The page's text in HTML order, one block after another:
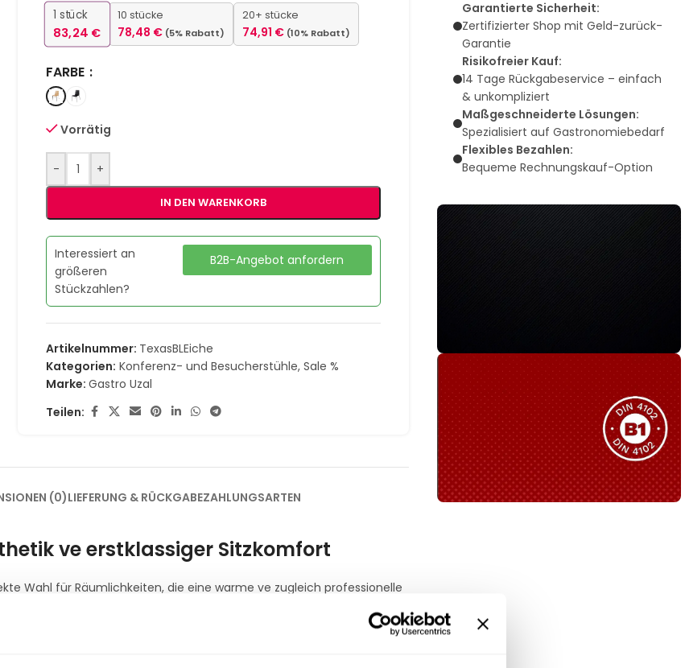
1 stück
83,24 €
10 stücke
78,48 € (5% Rabatt)
20+ stücke
74,91 € (10% Rabatt)
FARBE
Vorrätig
- +
IN DEN WARENKORB
Interessiert an
größeren
Stückzahlen?
B2B-Angebot anfordern
Artikelnummer: TexasBLEiche
Kategorien: Konferenz- und Besucherstühle, Sale %
Marke:Gastro Uzal
Teilen:
(0)LIEFERUNG & RÜCKGABEZAHLUNGSARTEN
ve erstklassiger Sitzkomfort
Wahl für Räumlichkeiten, die eine warme ve zugleich professionelle
mit einer hochwertigen Verarbeitung, die speziell für den intensiven
Dank der ergonomisch abgestimmten Formgebung bietet der Stuhl
erstklassige Sitzlösungen finden Sie in unserer Kategorie
Garantierte Sicherheit:
Zertifizierter Shop mit Geld-zurück-
Garantie
Risikofreier Kauf:
14 Tage Rückgabeservice – einfach
& unkompliziert
Maßgeschneiderte Lösungen:
Spezialisiert auf Gastronomiebedarf
Flexibles Bezahlen:
Bequeme Rechnungskauf-Option
Sie haben nicht das passende
Produkt gefunden?
Wir helfen Ihnen gerne weiter!